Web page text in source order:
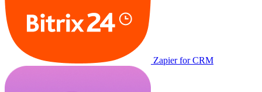
Zapier for CRM